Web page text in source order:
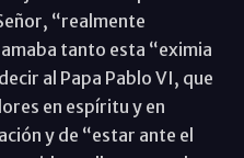
“realmente
tanto esta “eximia
al Papa Pablo VI, que
en espíritu y en
y de “estar ante el